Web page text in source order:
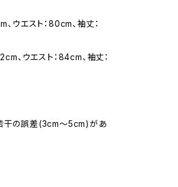
、ウエスト：80cm、袖丈：
、ウエスト：84cm、袖丈：
干の誤差(3cm〜5cm)があ